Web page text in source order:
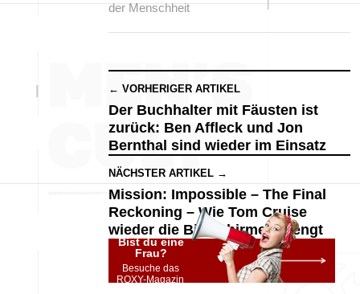
der Menschheit
← VORHERIGER ARTIKEL
Der Buchhalter mit Fäusten ist
zurück: Ben Affleck und Jon
Bernthal sind wieder im Einsatz
NÄCHSTER ARTIKEL →
Mission: Impossible – The Final
Reckoning – Wie Tom Cruise
wieder die Bildschirme sprengt
Bist du eine
Frau?
Besuche das
ROXY-Magazin